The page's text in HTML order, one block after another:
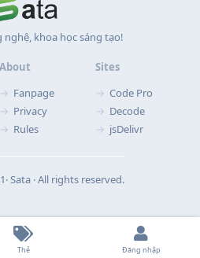
nghệ, khoa học sáng tạo!
About
Fanpage
Privacy
Rules
Sites
Code Pro
Decode
jsDelivr
Sata ‧ All rights reserved.
Thẻ Đăng nhập